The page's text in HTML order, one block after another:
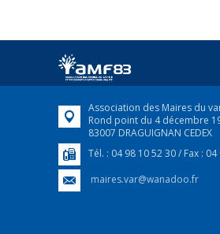
Association des Maires du
Rond point du 4 décembre
83007 DRAGUIGNAN CEDEX
Tél. : 04 98 10 52 30 / Fax :
maires.var@wanadoo.fr